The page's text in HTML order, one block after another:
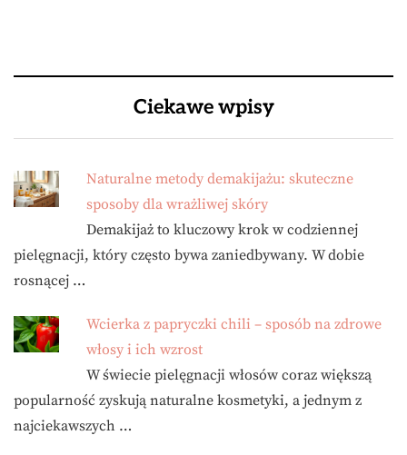
Ciekawe wpisy
Naturalne metody demakijażu: skuteczne
sposoby dla wrażliwej skóry
Demakijaż to kluczowy krok w codziennej
pielęgnacji, który często bywa zaniedbywany. W dobie
rosnącej …
Wcierka z papryczki chili – sposób na zdrowe
włosy i ich wzrost
W świecie pielęgnacji włosów coraz większą
popularność zyskują naturalne kosmetyki, a jednym z
najciekawszych …